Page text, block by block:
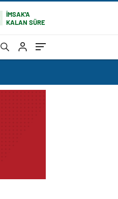
İMSAK'A
KALAN SÜRE